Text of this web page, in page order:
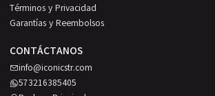
Términos y Privacidad
Garantías y Reembolsos
CONTÁCTANOS
info@iconicstr.com
573216385405